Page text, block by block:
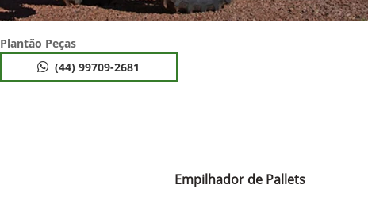
Plantão Peças
(44) 99709-2681
Empilhador de Pallets